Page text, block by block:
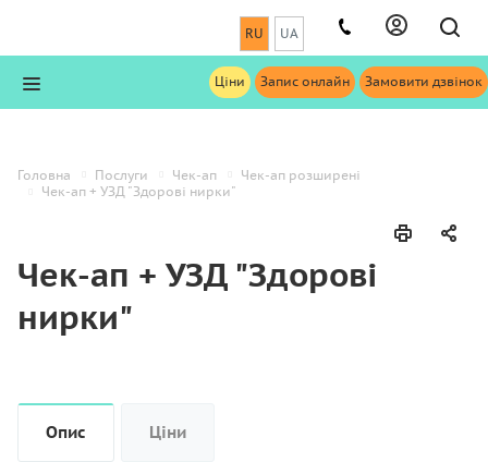
RU UA
Ціни Запис онлайн Замовити дзвінок
Головна Послуги Чек-ап
Чек-ап розширені
Чек-ап + УЗД "Здорові нирки"
Чек-ап + УЗД "Здорові
нирки"
Опис Ціни